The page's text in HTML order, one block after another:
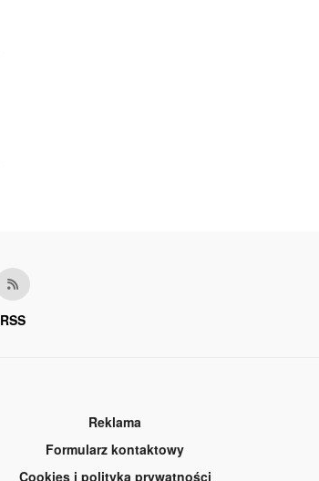
RSS
Reklama
Formularz kontaktowy
Cookies i polityka prywatności